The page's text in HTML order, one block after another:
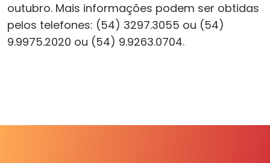
outubro. Mais informações podem ser obtidas
pelos telefones: (54) 3297.3055 ou (54)
9.9975.2020 ou (54) 9.9263.0704.